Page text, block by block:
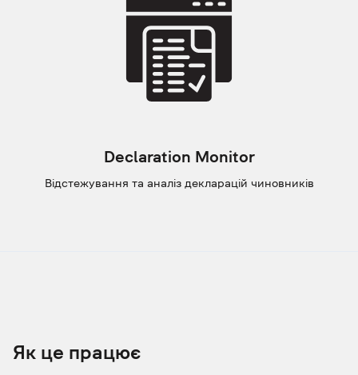
Declaration Monitor
Відстежування та аналіз декларацій чиновників
Як це працює